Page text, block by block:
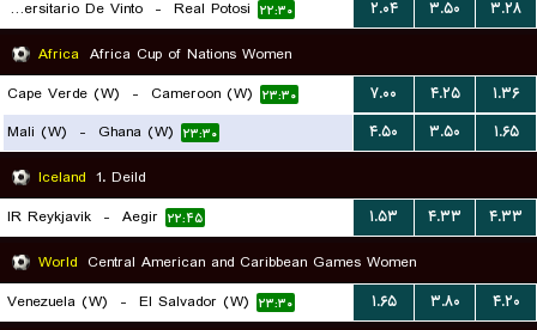
Universitario De Vinto - Real Potosi ۲۲:۳۰ ۲.۰۴ ۳.۵۰
۳.۲۸
Africa Africa Cup of Nations Women
Cape Verde (W) - Cameroon (W) ۲۳:۳۰ ۷.۰۰ ۴.۲۵
۱.۳۶
Mali (W) - Ghana (W) ۲۳:۳۰ ۴.۵۰ ۳.۵۰
۱.۶۵
Iceland 1. Deild
IR Reykjavik - Aegir ۲۲:۴۵ ۱.۵۳ ۴.۳۳
۴.۳۳
World Central American and Caribbean Games Women
Venezuela (W) - El Salvador (W) ۲۳:۳۰ ۱.۶۵ ۳.۸۰
۴.۲۰